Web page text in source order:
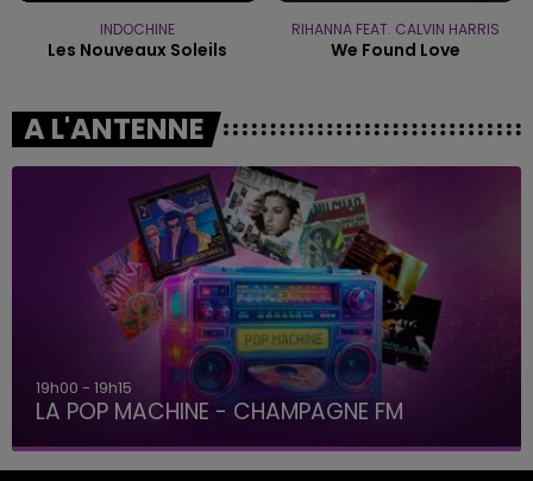
INDOCHINE
Les Nouveaux Soleils
RIHANNA FEAT. CALVIN HARRIS
We Found Love
A L'ANTENNE
19h00 - 19h15
LA POP MACHINE - CHAMPAGNE FM